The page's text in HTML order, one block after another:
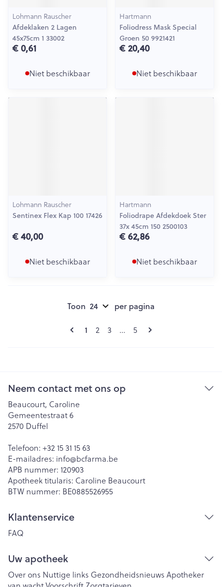
Lohmann Rauscher
Afdeklaken 2 Lagen
45x75cm 1 33002
€ 0,61
Niet beschikbaar
Hartmann
Foliodress Mask Special
Groen 50 9921421
€ 20,40
Niet beschikbaar
Lohmann Rauscher
Sentinex Flex Kap 100 17426
€ 40,00
Niet beschikbaar
Hartmann
Foliodrape Afdekdoek Ster
37x 45cm 150 2500103
€ 62,86
Niet beschikbaar
Pagina's
U lees momenteel pagina
1 Pagina
2 Pagina
3 ... Pagina
5
Toon per pagina
Neem contact met ons op
Beaucourt, Caroline
Gemeentestraat 6
2570 Duffel
Telefoon: +32 15 31 15 63
E-mailadres: info@bcfarma.be
APB nummer: 120903
Apotheek titularis: Caroline Beaucourt
BTW nummer: BE0885526955
Klantenservice
FAQ
Uw apotheek
Over ons Nuttige links Gezondheidsnieuws Apotheker